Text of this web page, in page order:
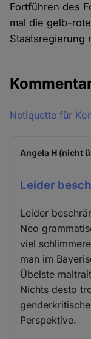
Fortführen des
mal die gelb-
Staatsregierung
Netiquette für
Angela H (nicht
Leider
Leider
Neo
viel
man im
Übelste
Nichts desto
Perspektive.